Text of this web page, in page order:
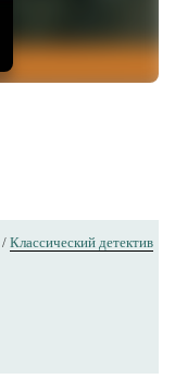
/ Классический детектив